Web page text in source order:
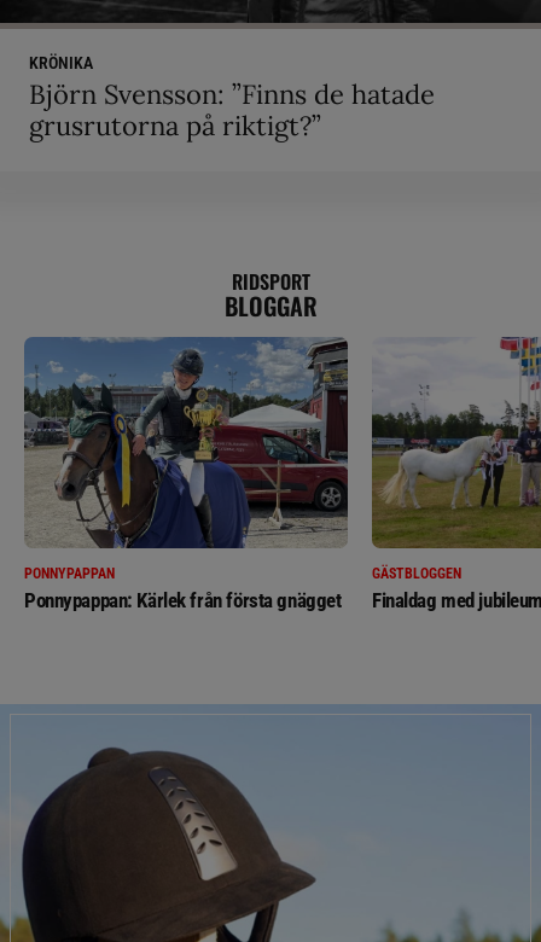
KRÖNIKA
Björn Svensson: ”Finns de hatade
grusrutorna på riktigt?”
RIDSPORT
BLOGGAR
PONNYPAPPAN
Ponnypappan: Kärlek från första gnägget
GÄSTBLOGGEN
Finaldag med